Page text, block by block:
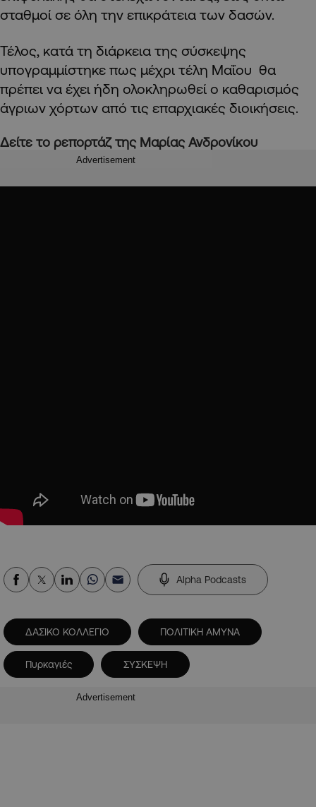
σταθμοί σε όλη την επικράτεια των δασών.
Τέλος, κατά τη διάρκεια της σύσκεψης
υπογραμμίστηκε πως μέχρι τέλη Μαΐου θα
πρέπει να έχει ήδη ολοκληρωθεί ο καθαρισμός
άγριων χόρτων από τις επαρχιακές διοικήσεις.
Δείτε το ρεπορτάζ της Μαρίας Ανδρονίκου
Advertisement
Alpha Podcasts
ΔΑΣΙΚΟ ΚΟΛΛΕΓΙΟ ΠΟΛΙΤΙΚΗ ΑΜΥΝΑ
Πυρκαγιές ΣΥΣΚΕΨΗ
Advertisement